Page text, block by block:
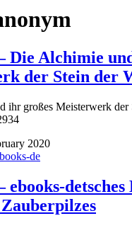
Die Alchimie
der Stein der
ihr großes Meisterwerk der
2020
de